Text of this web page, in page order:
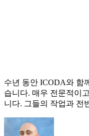
수년 동안 ICODA와 함
습니다. 매우 전문적이
니다. 그들의 작업과 전